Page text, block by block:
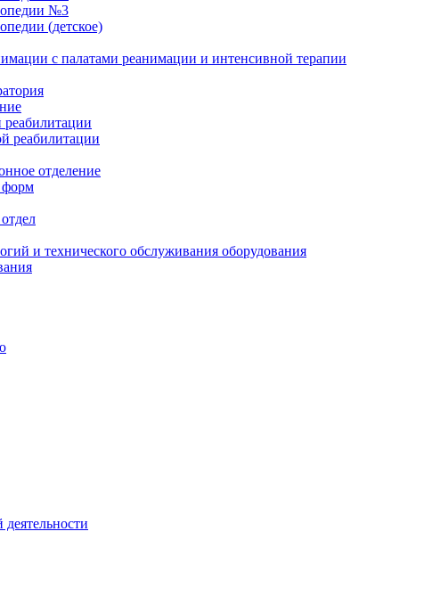
№3
(детское)
с палатами реанимации и интенсивной терапии
реабилитации
отделение
форм
и технического обслуживания оборудования